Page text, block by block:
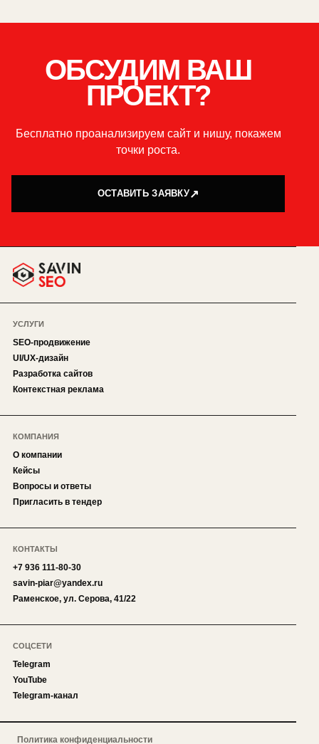
ОБСУДИМ ВАШ
ПРОЕКТ?
Бесплатно проанализируем сайт и нишу, покажем
точки роста.
ОСТАВИТЬ ЗАЯВКУ
УСЛУГИ
SEO-продвижение
UI/UX-дизайн
Разработка сайтов
Контекстная реклама
КОМПАНИЯ
О компании
Кейсы
Вопросы и ответы
Пригласить в тендер
КОНТАКТЫ
+7 936 111-80-30
savin-piar@yandex.ru
Раменское, ул. Серова, 41/22
СОЦСЕТИ
Telegram
YouTube
Telegram-канал
Политика конфиденциальности